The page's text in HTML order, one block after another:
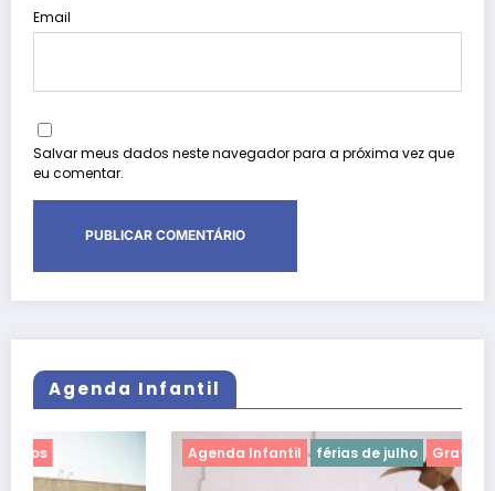
Email
Salvar meus dados neste navegador para a próxima vez que
eu comentar.
Agenda Infantil
férias de julho Gratuitos